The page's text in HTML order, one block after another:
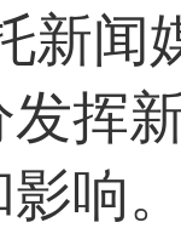
新闻
挥
响